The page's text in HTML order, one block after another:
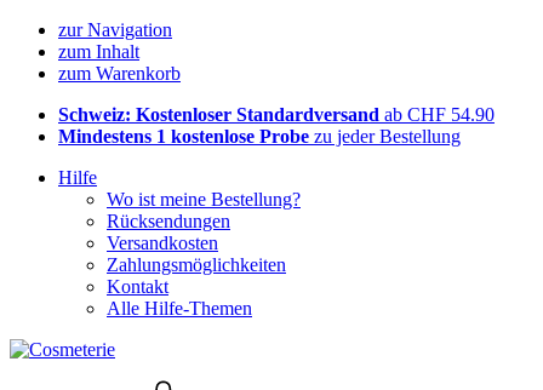
zur Navigation
zum Inhalt
zum Warenkorb
Schweiz: Kostenloser Standardversand ab CHF 54.90
Mindestens 1 kostenlose Probe zu jeder Bestellung
Hilfe
Wo ist meine Bestellung?
Rücksendungen
Versandkosten
Zahlungsmöglichkeiten
Kontakt
Alle Hilfe-Themen